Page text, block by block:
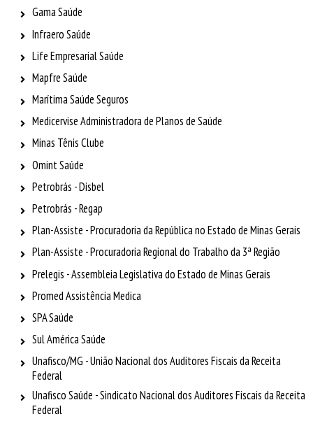
Gama Saúde
Infraero Saúde
Life Empresarial Saúde
Mapfre Saúde
Marítima Saúde Seguros
Medicervise Administradora de Planos de Saúde
Minas Tênis Clube
Omint Saúde
Petrobrás - Disbel
Petrobrás - Regap
Plan-Assiste - Procuradoria da República no Estado de Minas Gerais
Plan-Assiste - Procuradoria Regional do Trabalho da 3ª Região
Prelegis - Assembleia Legislativa do Estado de Minas Gerais
Promed Assistência Medica
SPA Saúde
Sul América Saúde
Unafisco/MG - União Nacional dos Auditores Fiscais da Receita
Federal
Unafisco Saúde - Sindicato Nacional dos Auditores Fiscais da Receita
Federal